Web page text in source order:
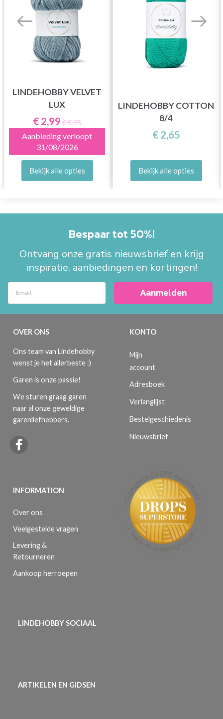
LINDEHOBBY VELVET
LUX
€ 2,99 € 5,95
Aanbieding verloopt
31/08/2026
Bekijk alle opties
LINDEHOBBY COTTON
8/4
€ 2,65
Bekijk alle opties
Bespaar tot 50%!
Ontvang onze gratis nieuwsbrief en krijg
inspiratie, aanbiedingen en kortingen!
Aanmelden
OVER ONS
Ons team van Lindehobby
wenst je het allerbeste :)
Garen is onze passie!
We sturen graag garen
naar al onze geweldige
garenliefhebbers.
INFORMATION
Over ons
Veelgestelde vragen
Levering &
Retourneren
Aankoop herroepen
KONTO
Mijn
account
Adresboek
Verlanglijst
Bestelgeschiedenis
Nieuwsbrief
LINDEHOBBY SOCIAAL
ARTIKELEN EN GIDSEN